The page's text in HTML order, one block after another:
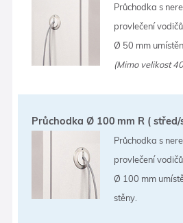
Průchodka s
provlečení
Ø 50 mm
(Mimo velikost
Průchodka Ø 100 mm R ( střed/
Průchodka s
provlečení
Ø 100 mm
stěny.